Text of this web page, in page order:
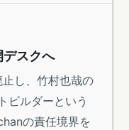
デスクへ
し、竹村也哉の
ビルダーという
の責任境界を